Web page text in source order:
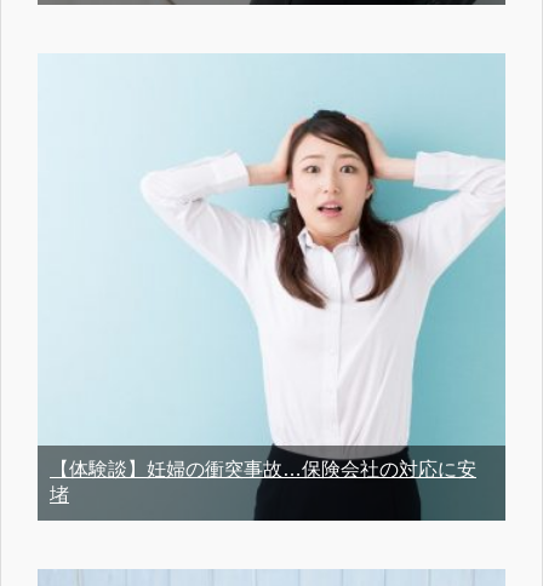
【体験談】妊婦の衝突事故…保険会社の対応に安
堵